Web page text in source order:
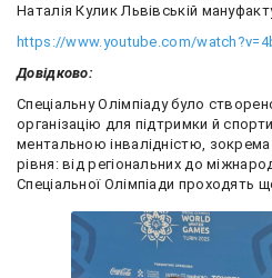
Наталія Кулик Львівській
https://www.youtube.com/
Довідково:
Спеціальну Олімпіаду було
організацію для підтримки й
ментальною інвалідністю, зокрема
рівня: від регіональних до
Спеціальної Олімпіади проходять